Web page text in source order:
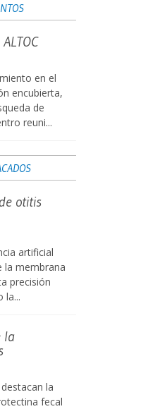
en el
encubierta,
de
reuni...
otitis
artificial
la membrana
precisión
la...
la
la
fecal